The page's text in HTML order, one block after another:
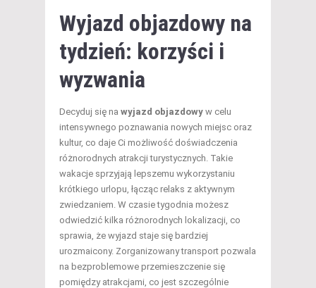
Wyjazd objazdowy na
tydzień: korzyści i
wyzwania
Decyduj się na wyjazd objazdowy w celu
intensywnego poznawania nowych miejsc oraz
kultur, co daje Ci możliwość doświadczenia
różnorodnych atrakcji turystycznych. Takie
wakacje sprzyjają lepszemu wykorzystaniu
krótkiego urlopu, łącząc relaks z aktywnym
zwiedzaniem. W czasie tygodnia możesz
odwiedzić kilka różnorodnych lokalizacji, co
sprawia, że wyjazd staje się bardziej
urozmaicony. Zorganizowany transport pozwala
na bezproblemowe przemieszczenie się
pomiędzy atrakcjami, co jest szczególnie